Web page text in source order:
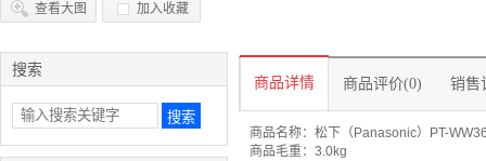
查看大图 加入收藏
搜索
商品详情 商品评价(0) 销售
商品名称：松下（Panasonic）PT-
商品毛重：3.0kg